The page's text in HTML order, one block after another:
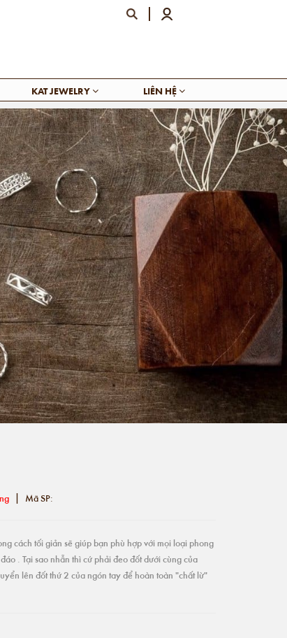
KAT JEWELRY LIÊN HỆ
| Mã SP:
cách tối giản sẽ giúp bạn phù hợp với mọi loại phong
. Tại sao nhẫn thì cứ phải đeo đốt dưới cùng của
lên đốt thứ 2 của ngón tay để hoàn toàn "chất lừ"